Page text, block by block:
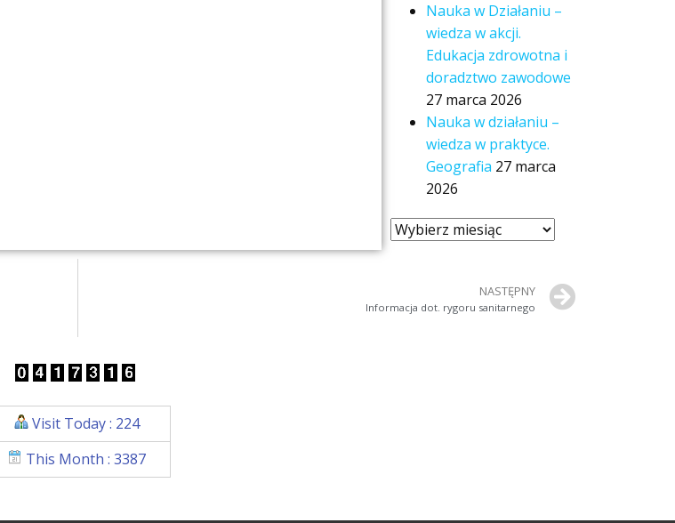
Nauka w Działaniu –
wiedza w akcji.
Edukacja zdrowotna i
doradztwo zawodowe
27 marca 2026
Nauka w działaniu –
wiedza w praktyce.
Geografia 27 marca
2026
NASTĘPNY
Informacja dot. rygoru sanitarnego
Visit Today : 224
This Month : 3387